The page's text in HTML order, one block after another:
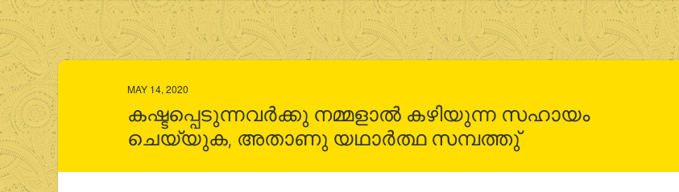
MAY 14, 2020
കഷ്ടപ്പെടുന്നവര്‍ക്കു നമ്മളാല്‍ കഴിയുന്ന സഹായം
ചെയ്യുക, അതാണു യഥാര്‍ത്ഥ സമ്പത്തു്